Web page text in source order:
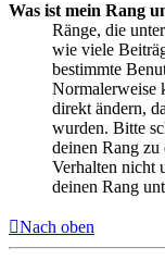
Was ist mein Rang
Ränge, die
wie viele
bestimmte
Normalerweise
direkt ändern,
wurden. Bitte
deinen Rang
Verhalten nicht
deinen Rang
Nach oben